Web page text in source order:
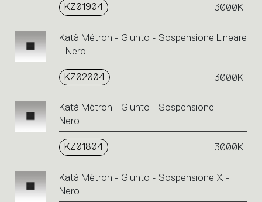
KZ01904 3000K
Katà Métron - Giunto - Sospensione Lineare
- Nero
KZ02004 3000K
Katà Métron - Giunto - Sospensione T -
Nero
KZ01804 3000K
Katà Métron - Giunto - Sospensione X -
Nero